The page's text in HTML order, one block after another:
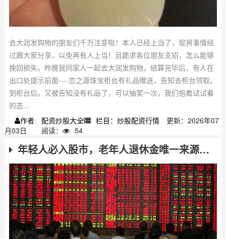
去大润发购物的朋友们千万注意啦！本人已经上当了，现将事情经
过跟大家分享，以免再有人上当！且跪求各位朋友支招，怎么能够
挽回损失。昨晚我同家人一起去大润发购物，结算完毕后，有人在
出口处提示前面----恋之源珠宝柜台有礼品赠送，告知去柜台领取。
到柜台后，又被告知没有礼品了，可以抽奖一次，我们抱着试试看
的态...
作者: 配资炒股大全 栏目：炒股配资行情
更新：2026年07
月03日
阅读： 54
年轻人必入股市，老年人退休金唯一来源则需谨慎！股票投资收益风险咋看？